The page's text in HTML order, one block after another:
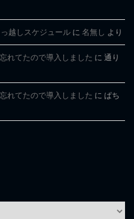
越しスケジュール に 名無し より
れてたので導入しました に 通り
れてたので導入しました に ぱち